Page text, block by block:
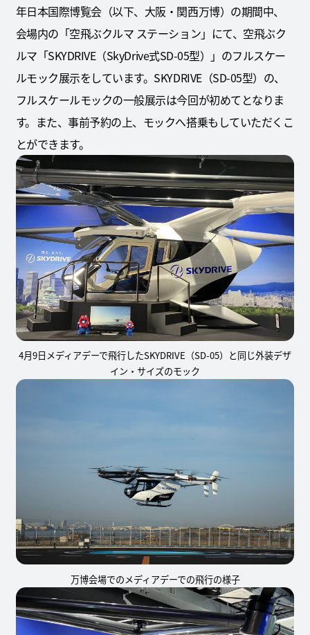
年日本国際博覧会（以下、大阪・関西万博）の期間中、
会場内の「空飛ぶクルマ ステーション」にて、空飛ぶク
ルマ「SKYDRIVE（SkyDrive式SD-05型）」のフルスケー
ルモック展示をしています。SKYDRIVE（SD-05型）の、
フルスケールモックの一般展示は今回が初めてとなりま
す。また、事前予約の上、モックへ搭乗もしていただくこ
とができます。
4月9日メディアデーで飛行したSKYDRIVE（SD-05）と同じ外装デザ
イン・サイズのモック
万博会場でのメディアデーでの飛行の様子